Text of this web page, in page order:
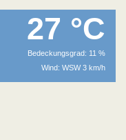
27 °C
Bedeckungsgrad: 11 %
Wind: WSW 3 km/h